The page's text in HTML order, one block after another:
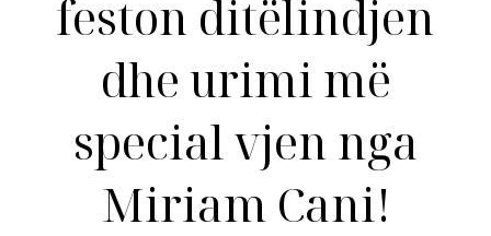
feston ditëlindjen
dhe urimi më
special vjen nga
Miriam Cani!